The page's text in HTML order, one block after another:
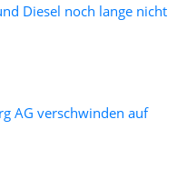
Diesel noch lange nicht
AG verschwinden auf